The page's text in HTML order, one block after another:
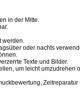
in der Mitte.
werden.
oder nachts
Texte und Bilder.
um leicht umzudrehen